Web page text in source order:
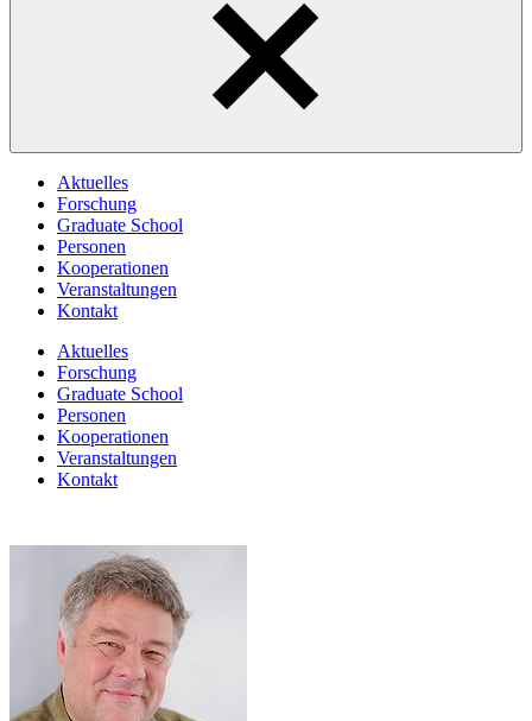
Aktuelles
Forschung
Graduate School
Personen
Kooperationen
Veranstaltungen
Kontakt
Aktuelles
Forschung
Graduate School
Personen
Kooperationen
Veranstaltungen
Kontakt